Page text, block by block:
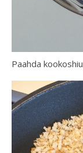
Paahda